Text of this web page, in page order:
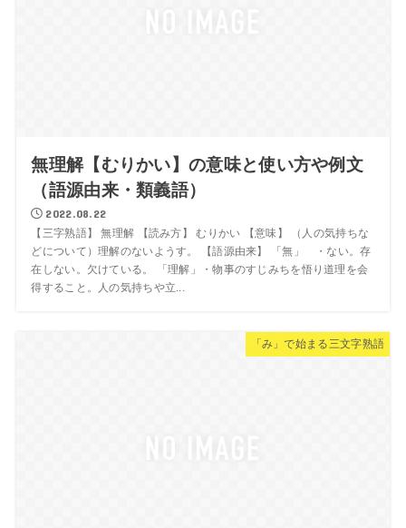
無理解【むりかい】の意味と使い方や例文
（語源由来・類義語）
2022.08.22
【三字熟語】 無理解 【読み方】 むりかい 【意味】 （人の気持ちな
どについて）理解のないようす。 【語源由来】 「無」 ・ない。存
在しない。欠けている。 「理解」・物事のすじみちを悟り道理を会
得すること。人の気持ちや立...
「み」で始まる三文字熟語